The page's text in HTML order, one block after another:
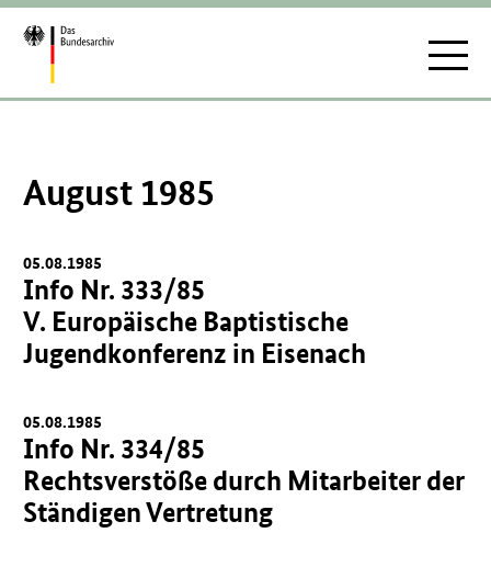
Zur
August 1985
05.08.1985
Info Nr. 333/85
V. Europäische Baptistische
Jugendkonferenz in Eisenach
05.08.1985
Info Nr. 334/85
Rechtsverstöße durch Mitarbeiter der
Ständigen Vertretung